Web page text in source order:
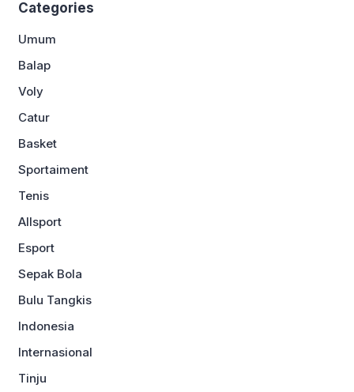
Categories
Umum
Balap
Voly
Catur
Basket
Sportaiment
Tenis
Allsport
Esport
Sepak Bola
Bulu Tangkis
Indonesia
Internasional
Tinju